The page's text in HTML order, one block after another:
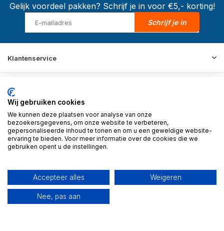
Gelijk voordeel pakken? Schrijf je in voor €5,- korting!
Schrijf je in
Klantenservice
Merken
Informatie
Contact
© 2026 BD Store - Theme By DMWSxPlus+ RSS-feed
Wij gebruiken cookies
We kunnen deze plaatsen voor analyse van onze
bezoekersgegevens, om onze website te verbeteren,
gepersonaliseerde inhoud te tonen en om u een geweldige website-
ervaring te bieden. Voor meer informatie over de cookies die we
gebruiken opent u de instellingen.
Accepteer alles Weigeren
Nee, pas aan